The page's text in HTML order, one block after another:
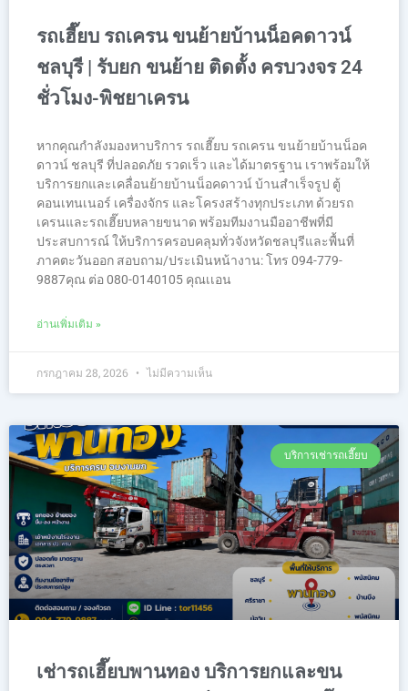
รถเฮี๊ยบ รถเครน ขนย้ายบ้านน็อคดาวน์
ชลบุรี | รับยก ขนย้าย ติดตั้ง ครบวงจร 24
ชั่วโมง-พิชยาเครน
หากคุณกำลังมองหาบริการ รถเฮี๊ยบ รถเครน ขนย้ายบ้านน็อค
ดาวน์ ชลบุรี ที่ปลอดภัย รวดเร็ว และได้มาตรฐาน เราพร้อมให้
บริการยกและเคลื่อนย้ายบ้านน็อคดาวน์ บ้านสำเร็จรูป ตู้
คอนเทนเนอร์ เครื่องจักร และโครงสร้างทุกประเภท ด้วยรถ
เครนและรถเฮี๊ยบหลายขนาด พร้อมทีมงานมืออาชีพที่มี
ประสบการณ์ ให้บริการครอบคลุมทั่วจังหวัดชลบุรีและพื้นที่
ภาคตะวันออก สอบถาม/ประเมินหน้างาน: โทร 094-779-
9887คุณ ต่อ 080-0140105 คุณเเอน
อ่านเพิ่มเติม »
กรกฎาคม 28, 2026 ไม่มีความเห็น
บริการเช่ารถเฮี๊ยบ
เช่ารถเฮี๊ยบพานทอง บริการยกและขน